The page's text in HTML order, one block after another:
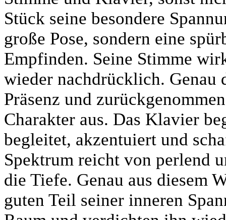
Stück seine besondere
große Pose, sondern eine
Empfinden. Seine Stimme
wieder nachdrücklich. Genau
Präsenz und
Charakter aus. Das Klavier
begleitet, akzentuiert und
Spektrum reicht von perlend
die Tiefe. Genau aus diesem
guten Teil seiner inneren